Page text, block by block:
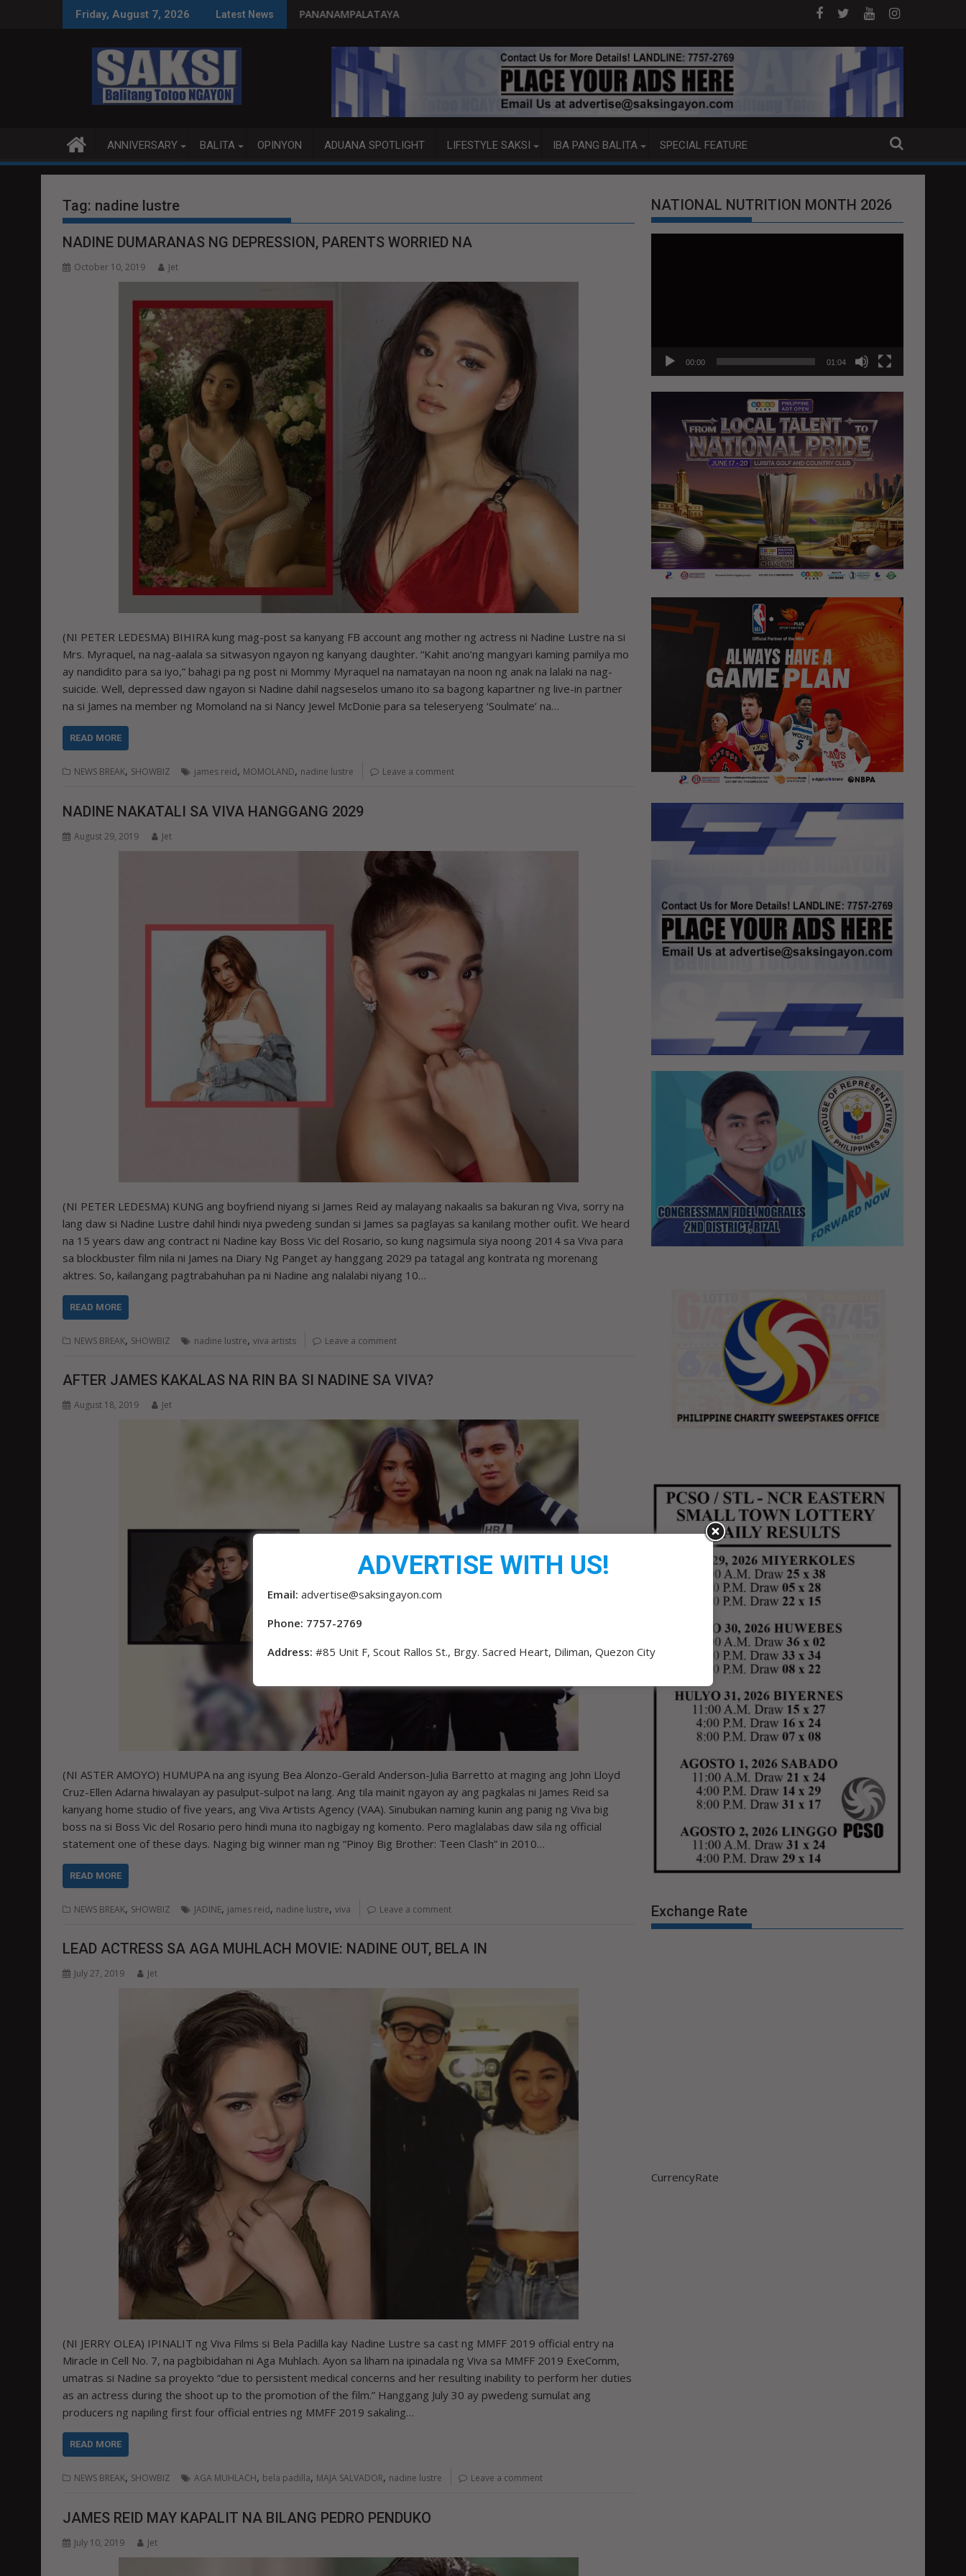
Friday, August 7, 2026 Latest News
paggastos susi sa pag-unladPANANAMPALATAYA Sa tulong ng German expertise PNP PINALAWIG
ANNIVERSARY BALITA OPINYON ADUANA SPOTLIGHT LIFESTYLE SAKSI IBA PANG BALITA SPECIAL FEATURE
Tag: nadine lustre
NADINE DUMARANAS NG DEPRESSION, PARENTS WORRIED NA
October 10, 2019 Jet
(NI PETER LEDESMA) BIHIRA kung mag-post sa kanyang FB account ang mother ng actress ni Nadine Lustre na si
Mrs. Myraquel, na nag-aalala sa sitwasyon ngayon ng kanyang daughter. “Kahit ano’ng mangyari kaming pamilya mo
ay nandidito para sa iyo,” bahagi pa ng post ni Mommy Myraquel na namatayan na noon ng anak na lalaki na nag-
suicide. Well, depressed daw ngayon si Nadine dahil nagseselos umano ito sa bagong kapartner ng live-in partner
na si James na member ng Momoland na si Nancy Jewel McDonie para sa teleseryeng ‘Soulmate’ na…
READ MORE
NEWS BREAK, SHOWBIZ james reid, MOMOLAND, nadine lustre Leave a comment
NADINE NAKATALI SA VIVA HANGGANG 2029
August 29, 2019 Jet
(NI PETER LEDESMA) KUNG ang boyfriend niyang si James Reid ay malayang nakaalis sa bakuran ng Viva, sorry na
lang daw si Nadine Lustre dahil hindi niya pwedeng sundan si James sa paglayas sa kanilang mother oufit. We heard
na 15 years daw ang contract ni Nadine kay Boss Vic del Rosario, so kung nagsimula siya noong 2014 sa Viva para
sa blockbuster film nila ni James na Diary Ng Panget ay hanggang 2029 pa tatagal ang kontrata ng morenang
aktres. So, kailangang pagtrabahuhan pa ni Nadine ang nalalabi niyang 10…
READ MORE
NEWS BREAK, SHOWBIZ nadine lustre, viva artists Leave a comment
AFTER JAMES KAKALAS NA RIN BA SI NADINE SA VIVA?
August 18, 2019 Jet
(NI ASTER AMOYO) HUMUPA na ang isyung Bea Alonzo-Gerald Anderson-Julia Barretto at maging ang John Lloyd
Cruz-Ellen Adarna hiwalayan ay pasulput-sulpot na lang. Ang tila mainit ngayon ay ang pagkalas ni James Reid sa
kanyang home studio of five years, ang Viva Artists Agency (VAA). Sinubukan naming kunin ang panig ng Viva big
boss na si Boss Vic del Rosario pero hindi muna ito nagbigay ng komento. Pero maglalabas daw sila ng official
statement one of these days. Naging big winner man ng “Pinoy Big Brother: Teen Clash” in 2010…
READ MORE
NEWS BREAK, SHOWBIZ JADINE, james reid, nadine lustre, viva Leave a comment
LEAD ACTRESS SA AGA MUHLACH MOVIE: NADINE OUT, BELA IN
July 27, 2019 Jet
(NI JERRY OLEA) IPINALIT ng Viva Films si Bela Padilla kay Nadine Lustre sa cast ng MMFF 2019 official entry na
Miracle in Cell No. 7, na pagbibidahan ni Aga Muhlach. Ayon sa liham na ipinadala ng Viva sa MMFF 2019 ExeComm,
umatras si Nadine sa proyekto “due to persistent medical concerns and her resulting inability to perform her duties
as an actress during the shoot up to the promotion of the film.” Hanggang July 30 ay pwedeng sumulat ang
producers ng napiling first four official entries ng MMFF 2019 sakaling…
READ MORE
NEWS BREAK, SHOWBIZ AGA MUHLACH, bela padilla, MAJA SALVADOR, nadine lustre Leave a comment
JAMES REID MAY KAPALIT NA BILANG PEDRO PENDUKO
July 10, 2019 Jet
NATIONAL NUTRITION MONTH 2026
00:00 01:04
Exchange Rate
CurrencyRate
ADVERTISE WITH US!
Email: advertise@saksingayon.com
Phone: 7757-2769
Address: #85 Unit F, Scout Rallos St., Brgy. Sacred Heart, Diliman, Quezon City